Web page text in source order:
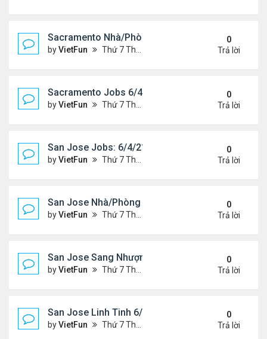
Sacramento Nhà/Phòng 6/4/21- 6/11/21
byVietFun Thứ 7 Tháng 6 05, 2021 10:13 am
0
Trả lời
Sacramento Jobs 6/4/21- 6/11/21
byVietFun Thứ 7 Tháng 6 05, 2021 10:12 am
0
Trả lời
San Jose Jobs: 6/4/21- 6/11/2021
byVietFun Thứ 7 Tháng 6 05, 2021 9:26 am
0
Trả lời
San Jose Nhà/Phòng 6/4/21- 6/11/21
byVietFun Thứ 7 Tháng 6 05, 2021 9:24 am
0
Trả lời
San Jose Sang Nhượng 6/4/21-6/11/21
byVietFun Thứ 7 Tháng 6 05, 2021 9:18 am
0
Trả lời
San Jose Linh Tinh 6/4/21 - 6/11/21
byVietFun Thứ 7 Tháng 6 05, 2021 9:17 am
0
Trả lời